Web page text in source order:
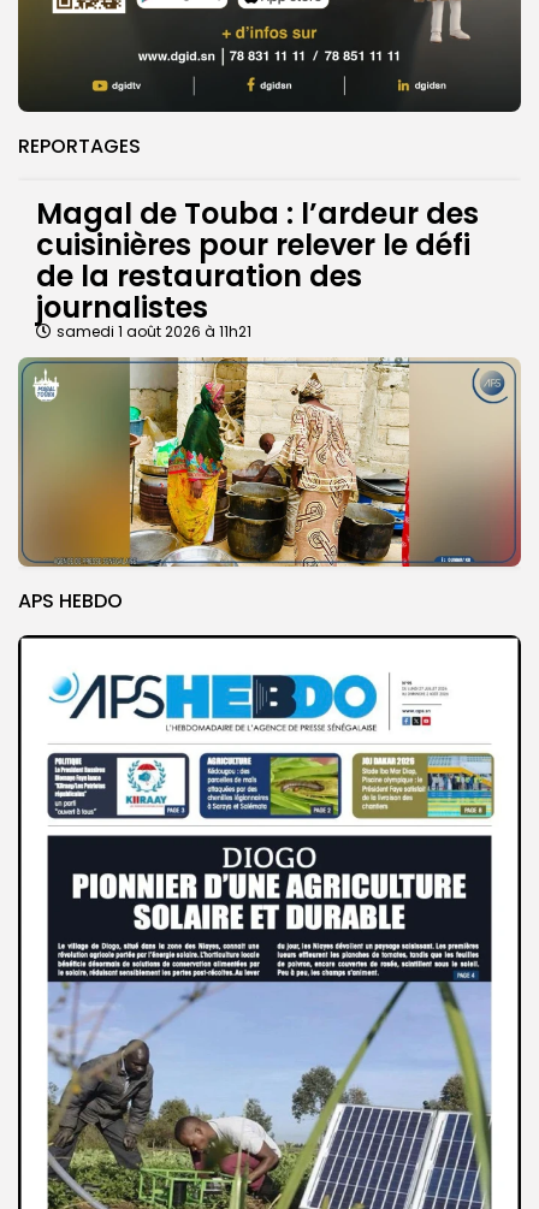
REPORTAGES
Magal de Touba : l’ardeur des
cuisinières pour relever le défi
de la restauration des
journalistes
samedi 1 août 2026 à 11h21
APS HEBDO